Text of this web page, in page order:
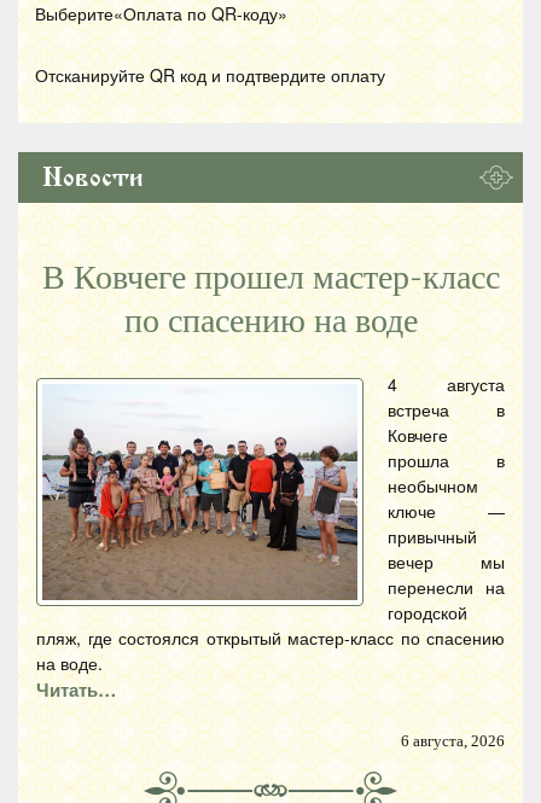
Выберите«Оплата по QR-коду»
Отсканируйте QR код и подтвердите оплату
Новости
В Ковчеге прошел мастер-класс
по спасению на воде
4 августа
встреча в
Ковчеге
прошла в
необычном
ключе —
привычный
вечер мы
перенесли на
городской
пляж, где состоялся открытый мастер-класс по спасению
на воде.
Читать…
6 августа, 2026